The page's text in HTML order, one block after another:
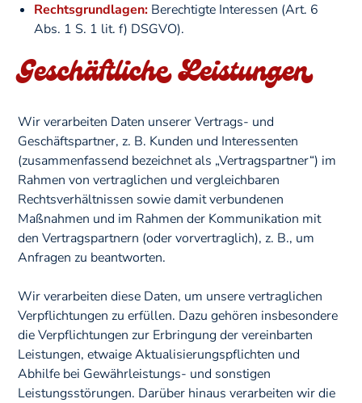
Rechtsgrundlagen:Berechtigte Interessen (Art. 6
Abs. 1 S. 1 lit. f) DSGVO).
Geschäftliche Leistungen
Wir verarbeiten Daten unserer Vertrags- und
Geschäftspartner, z. B. Kunden und Interessenten
(zusammenfassend bezeichnet als „Vertragspartner“) im
Rahmen von vertraglichen und vergleichbaren
Rechtsverhältnissen sowie damit verbundenen
Maßnahmen und im Rahmen der Kommunikation mit
den Vertragspartnern (oder vorvertraglich), z. B., um
Anfragen zu beantworten.
Wir verarbeiten diese Daten, um unsere vertraglichen
Verpflichtungen zu erfüllen. Dazu gehören insbesondere
die Verpflichtungen zur Erbringung der vereinbarten
Leistungen, etwaige Aktualisierungspflichten und
Abhilfe bei Gewährleistungs- und sonstigen
Leistungsstörungen. Darüber hinaus verarbeiten wir die